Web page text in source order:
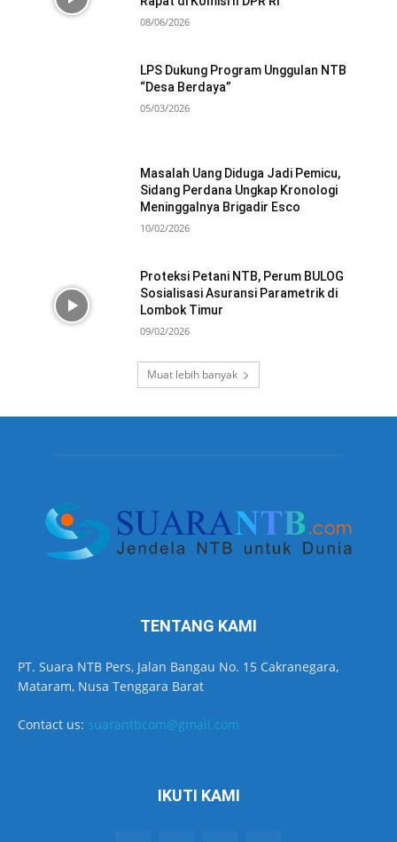
08/06/2026
LPS Dukung Program Unggulan NTB
“Desa Berdaya”
05/03/2026
Masalah Uang Diduga Jadi Pemicu,
Sidang Perdana Ungkap Kronologi
Meninggalnya Brigadir Esco
10/02/2026
Proteksi Petani NTB, Perum BULOG
Sosialisasi Asuransi Parametrik di
Lombok Timur
09/02/2026
Muat lebih banyak
TENTANG KAMI
PT. Suara NTB Pers, Jalan Bangau No. 15 Cakranegara,
Mataram, Nusa Tenggara Barat
Contact us: suarantbcom@gmail.com
IKUTI KAMI